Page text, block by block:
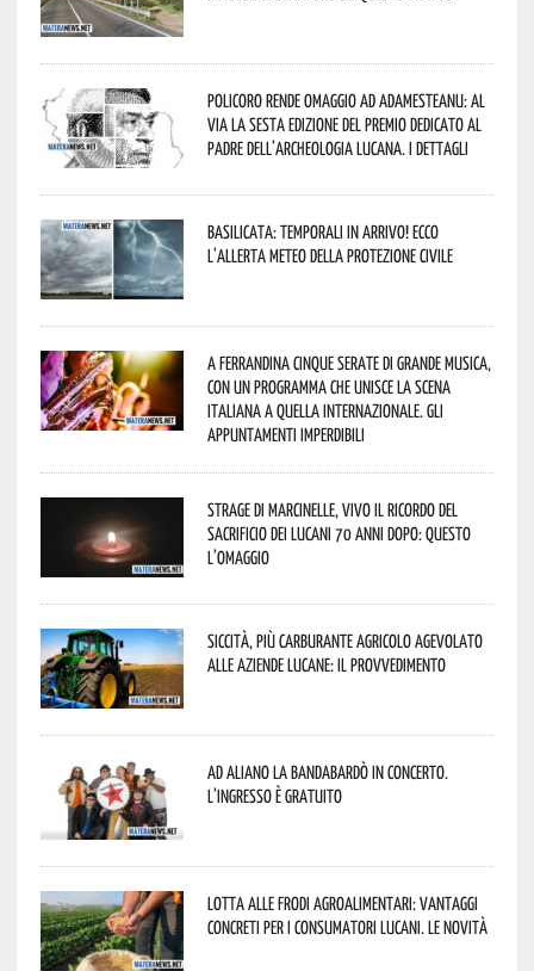
Policoro rende omaggio ad Adamesteanu: al
via la sesta edizione del Premio dedicato al
padre dell’archeologia lucana. I dettagli
Basilicata: temporali in arrivo! Ecco
l’allerta meteo della Protezione civile
A Ferrandina cinque serate di grande musica,
con un programma che unisce la scena
italiana a quella internazionale. Gli
appuntamenti imperdibili
Strage di Marcinelle, vivo il ricordo del
sacrificio dei lucani 70 anni dopo: questo
l’omaggio
Siccità, più carburante agricolo agevolato
alle aziende lucane: il provvedimento
Ad Aliano la Bandabardò in concerto.
L’ingresso è gratuito
Lotta alle frodi agroalimentari: vantaggi
concreti per i consumatori lucani. Le novità